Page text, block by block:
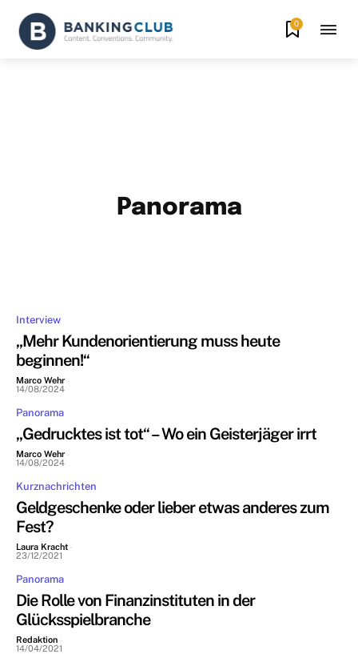
0
Panorama
Interview
„Mehr Kundenorientierung muss heute
beginnen!“
Marco Wehr -
14/08/2024
Panorama
„Gedrucktes ist tot“ – Wo ein Geisterjäger irrt
Marco Wehr -
14/08/2024
Kurznachrichten
Geldgeschenke oder lieber etwas anderes zum
Fest?
Laura Kracht -
23/12/2021
Panorama
Die Rolle von Finanzinstituten in der
Glücksspielbranche
Redaktion -
14/04/2021